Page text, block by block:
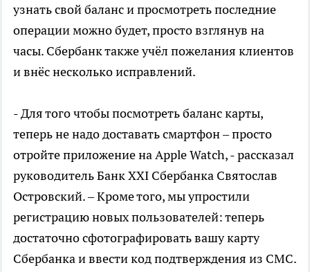
узнать свой баланс и просмотреть последние
операции можно будет, просто взглянув на
часы. Сбербанк также учёл пожелания клиентов
и внёс несколько исправлений.
- Для того чтобы посмотреть баланс карты,
теперь не надо доставать смартфон – просто
отройте приложение на Apple Watch, - рассказал
руководитель Банк ХХI Сбербанка Святослав
Островский. – Кроме того, мы упростили
регистрацию новых пользователей: теперь
достаточно сфотографировать вашу карту
Сбербанка и ввести код подтверждения из СМС.